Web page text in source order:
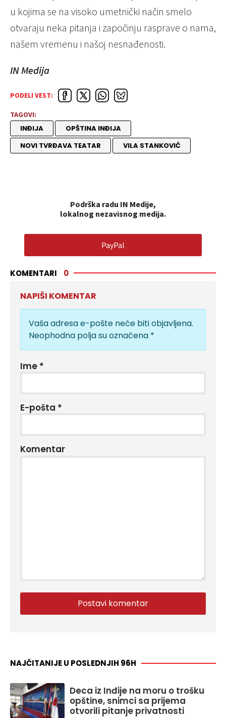
u kojima se na visoko umetnički način smelo
otvaraju neka pitanja i započinju rasprave o nama,
našem vremenu i našoj nesnađenosti.
IN Medija
PODELI VEST:
TAGOVI:
INĐIJA
OPŠTINA INĐIJA
NOVI TVRĐAVA TEATAR
VILA STANKOVIĆ
Podrška radu IN Medije,
lokalnog nezavisnog medija.
PayPal
KOMENTARI 0
NAPIŠI KOMENTAR
Vaša adresa e-pošte neće biti objavljena.
Neophodna polja su označena *
Ime *
E-pošta *
Komentar
NAJČITANIJE U POSLEDNJIH 96H
Deca iz Inđije na moru o trošku
opštine, snimci sa prijema
otvorili pitanje privatnosti